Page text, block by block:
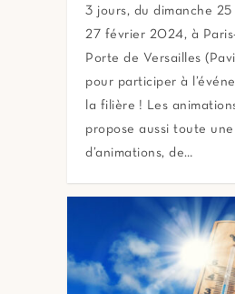
3 jours, du dimanche
27 février 2024, à
Porte de Versailles
pour participer à
la filière ! Les
propose aussi toute
d’animations, de…